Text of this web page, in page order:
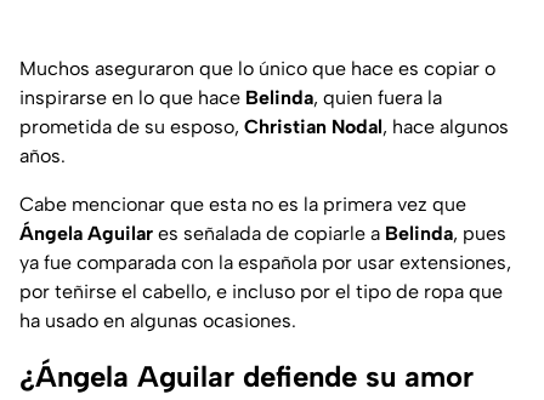
Muchos aseguraron que lo único que hace es copiar o
inspirarse en lo que hace Belinda, quien fuera la
prometida de su esposo, Christian Nodal, hace algunos
años.
Cabe mencionar que esta no es la primera vez que
Ángela Aguilar es señalada de copiarle a Belinda, pues
ya fue comparada con la española por usar extensiones,
por teñirse el cabello, e incluso por el tipo de ropa que
ha usado en algunas ocasiones.
¿Ángela Aguilar defiende su amor